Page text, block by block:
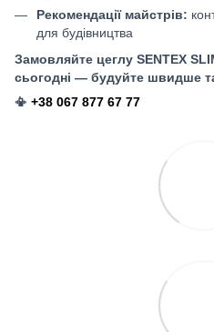
Рекомендації майстрів:
для будівництва
Замовляйте цеглу SENTEX
сьогодні — будуйте швидше
📳 +38 067 877 67 77